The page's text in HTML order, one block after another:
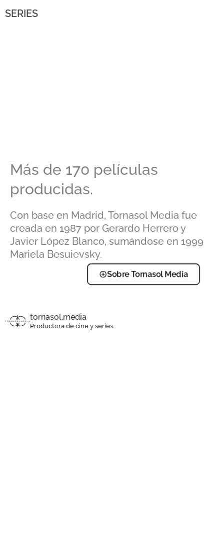
SERIES
Más de 170 películas
producidas.
Con base en Madrid, Tornasol Media fue
creada en 1987 por Gerardo Herrero y
Javier López Blanco, sumándose en 1999
Mariela Besuievsky.
Sobre Tornasol Media
tornasol.media
Productora de cine y series.